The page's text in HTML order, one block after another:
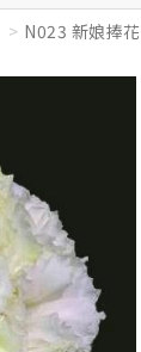
N023 新娘捧